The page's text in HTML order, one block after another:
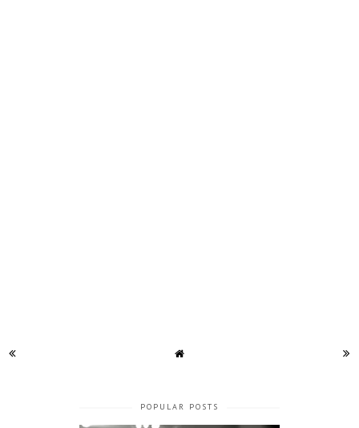
POPULAR POSTS